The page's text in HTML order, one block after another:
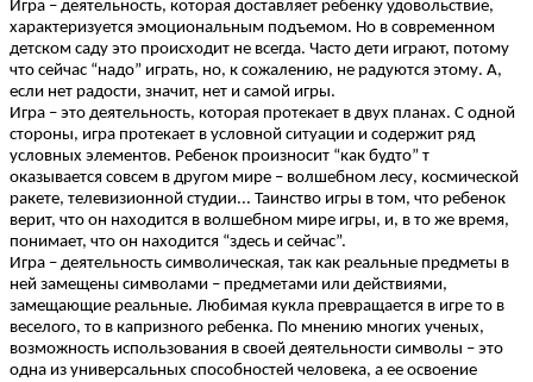
Игра – деятельность, которая доставляет ребенку удовольствие,
характеризуется эмоциональным подъемом. Но в современном
детском саду это происходит не всегда. Часто дети играют, потому
что сейчас “надо” играть, но, к сожалению, не радуются этому. А,
если нет радости, значит, нет и самой игры.
Игра – это деятельность, которая протекает в двух планах. С одной
стороны, игра протекает в условной ситуации и содержит ряд
условных элементов. Ребенок произносит “как будто” т
оказывается совсем в другом мире – волшебном лесу, космической
ракете, телевизионной студии... Таинство игры в том, что ребенок
верит, что он находится в волшебном мире игры, и, в то же время,
понимает, что он находится “здесь и сейчас”.
Игра – деятельность символическая, так как реальные предметы в
ней замещены символами – предметами или действиями,
замещающие реальные. Любимая кукла превращается в игре то в
веселого, то в капризного ребенка. По мнению многих ученых,
возможность использования в своей деятельности символы – это
одна из универсальных способностей человека, а ее освоение